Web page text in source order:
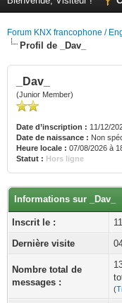
Forum KNX francophone /
Profil de _Dav_
_Dav_
(Junior Member)
Date d’inscription : 11/12/
Date de naissance : Non
Heure locale : 07/08/2026 à
Statut : Hors ligne
Informations sur _Dav_
Inscrit le :
Dernière visite
Nombre total de
messages :
(